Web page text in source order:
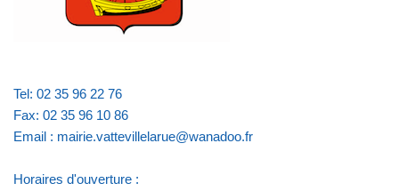
Tel: 02 35 96 22 76
Fax: 02 35 96 10 86
Email : mairie.vattevillelarue@wanadoo.fr
Horaires d'ouverture :